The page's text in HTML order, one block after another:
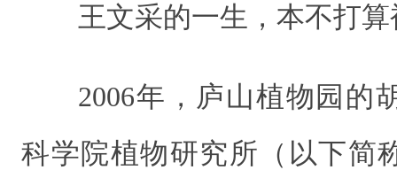
王文采的一生，本不打
2006年，庐山植物园的
科学院植物研究所（以下简